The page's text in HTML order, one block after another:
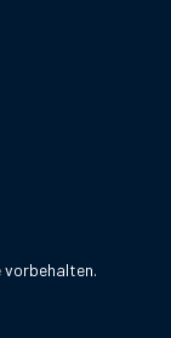
vorbehalten.